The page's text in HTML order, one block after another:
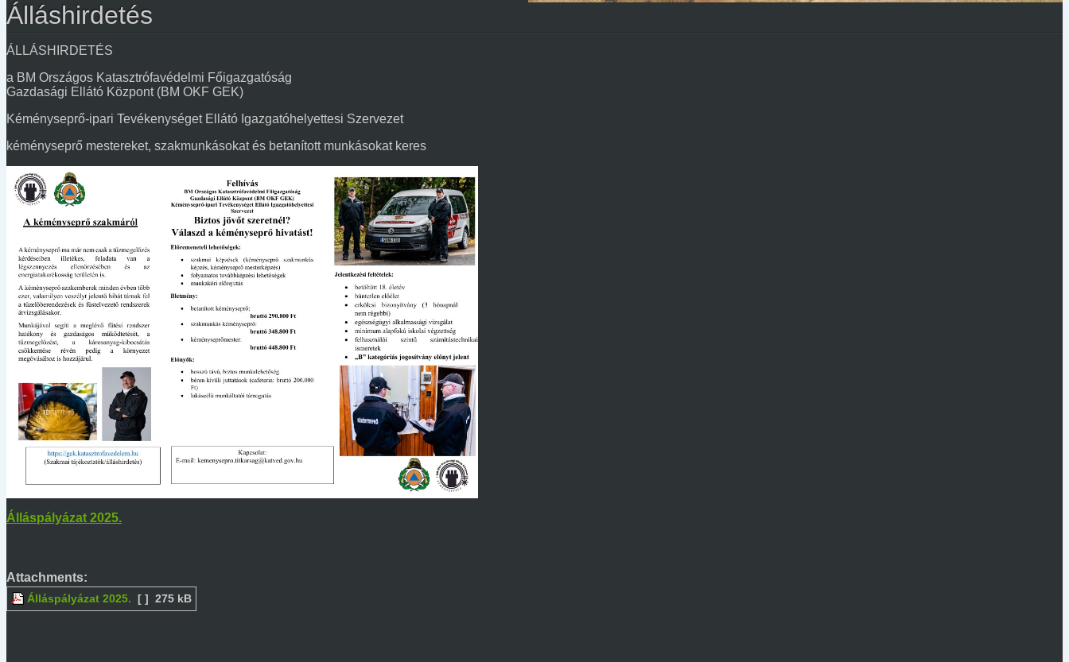
Álláshirdetés
ÁLLÁSHIRDETÉS
a BM Országos Katasztrófavédelmi Főigazgatóság
Gazdasági Ellátó Központ (BM OKF GEK)
Kéményseprő-ipari Tevékenységet Ellátó Igazgatóhelyettesi Szervezet
kéményseprő mestereket, szakmunkásokat és betanított munkásokat keres
Álláspályázat 2025.
Attachments:
Álláspályázat 2025. [ ] 275 kB